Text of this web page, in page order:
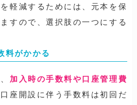
軽減するためには、元本を保
すので、選択肢の一つにする
がかかる
加入時の手数料や口座管理費
座開設に伴う手数料は初回だ